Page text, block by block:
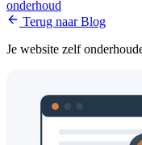
onderhoud
Terug naar Blog
Je website zelf